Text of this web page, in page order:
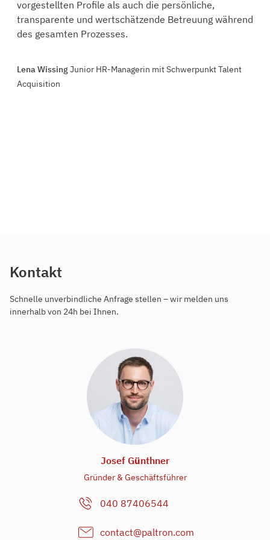
vorgestellten Profile als auch die persönliche,
transparente und wertschätzende Betreuung während
des gesamten Prozesses.
Lena WissingJunior HR-Managerin mit Schwerpunkt Talent
Acquisition
Kontakt
Schnelle unverbindliche Anfrage stellen – wir melden uns
innerhalb von 24h bei Ihnen.
Josef Günthner
Gründer & Geschäftsführer
040 87406544
contact@paltron.com